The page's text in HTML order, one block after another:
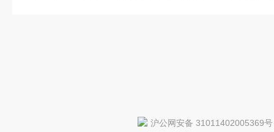
沪公网安备 31011402005369号